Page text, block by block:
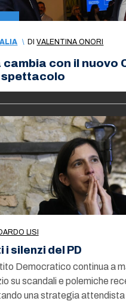
\ DIVALENTINA ONORI
cambia con il nuovo
spettacolo
LISI
i silenzi del PD
Democratico continua a
su scandali e polemiche
una strategia attendista